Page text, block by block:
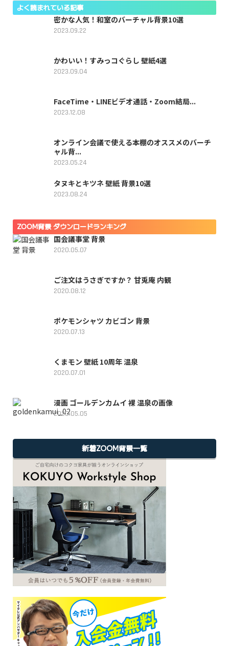
よく読まれている記事
密かな人気！和室のバーチャル背景10選
2023.09.22
かわいい！すみっコぐらし 壁紙4選
2023.09.04
FaceTime・LINEビデオ通話・Zoom結局...
2023.12.08
オンライン会議で使える本棚のオススメのバーチ
ャル背...
2023.05.24
タヌキとキツネ 壁紙 背景10選
2023.08.24
ZOOM背景 ダウンロードランキング
国会議事堂 背景
2020.05.07
ご注文はうさぎですか？ 甘兎庵 内観
2020.08.12
ポケモンシャツ カビゴン 背景
2020.07.13
くまモン 壁紙 10周年 温泉
2020.07.01
漫画 ゴールデンカムイ 裸 温泉の画像
2020.05.05
新着ZOOM背景一覧